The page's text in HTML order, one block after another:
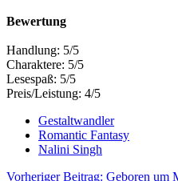
Bewertung
Handlung: 5/5
Charaktere: 5/5
Lesespaß: 5/5
Preis/Leistung: 4/5
Gestaltwandler
Romantic Fantasy
Nalini Singh
Vorheriger Beitrag: Geboren um